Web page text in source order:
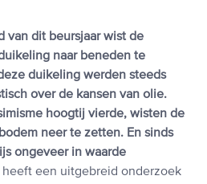
van dit beursjaar wist de
naar beneden te
duikeling werden steeds
over de kansen van olie.
hoogtij vierde, wisten de
neer te zetten. En sinds
ongeveer in waarde
heeft een uitgebreid onderzoek